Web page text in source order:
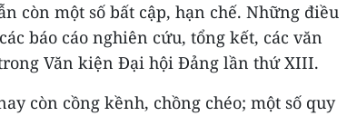
còn một số bất cập, hạn chế. Những điều
báo cáo nghiên cứu, tổng kết, các văn
Văn kiện Đại hội Đảng lần thứ XIII.
còn cồng kềnh, chồng chéo; một số quy